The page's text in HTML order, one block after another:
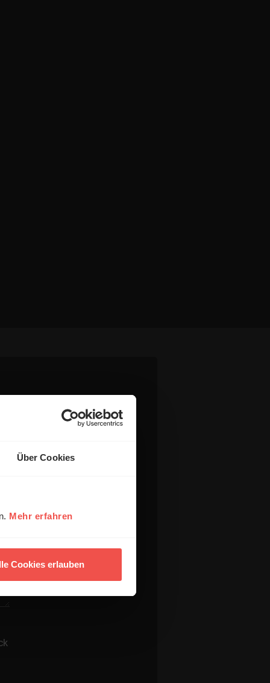
Über Cookies
Mehr erfahren
Cookies erlauben